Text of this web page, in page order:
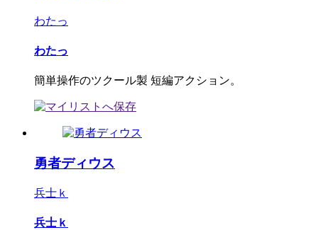
わたっ
わたっ
簡単操作のツクール製 短編アクション。
勇者ディウス
兵士ｋ
兵士ｋ